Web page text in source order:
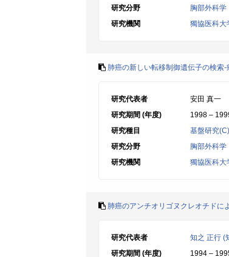
研究分野
胸部外科学
研究機関
獨協医科大
肺癌の新しい転移制御遺伝子の検索
研究代表者
安田 真一
研究期間 (年度)
1998 –
研究種目
基盤研究(C)
研究分野
胸部外科学
研究機関
獨協医科大
肺癌のアンチオリゴヌクレオチドに
研究代表者
知之 正行 (
研究期間 (年度)
1994 –